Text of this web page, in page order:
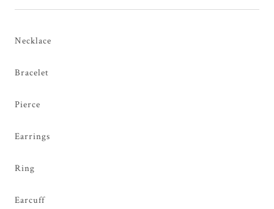
Necklace
Bracelet
Pierce
Earrings
Ring
Earcuff